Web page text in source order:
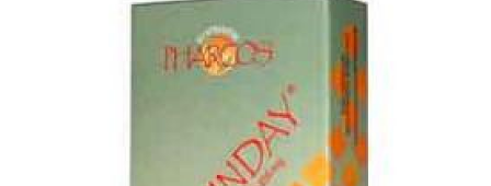
Drenanti e Pancia Piatta: Sconti fino al 55% validi
solo per OGGI!